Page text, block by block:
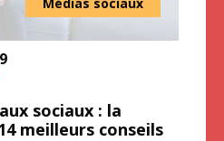
sociaux : la
meilleurs conseils